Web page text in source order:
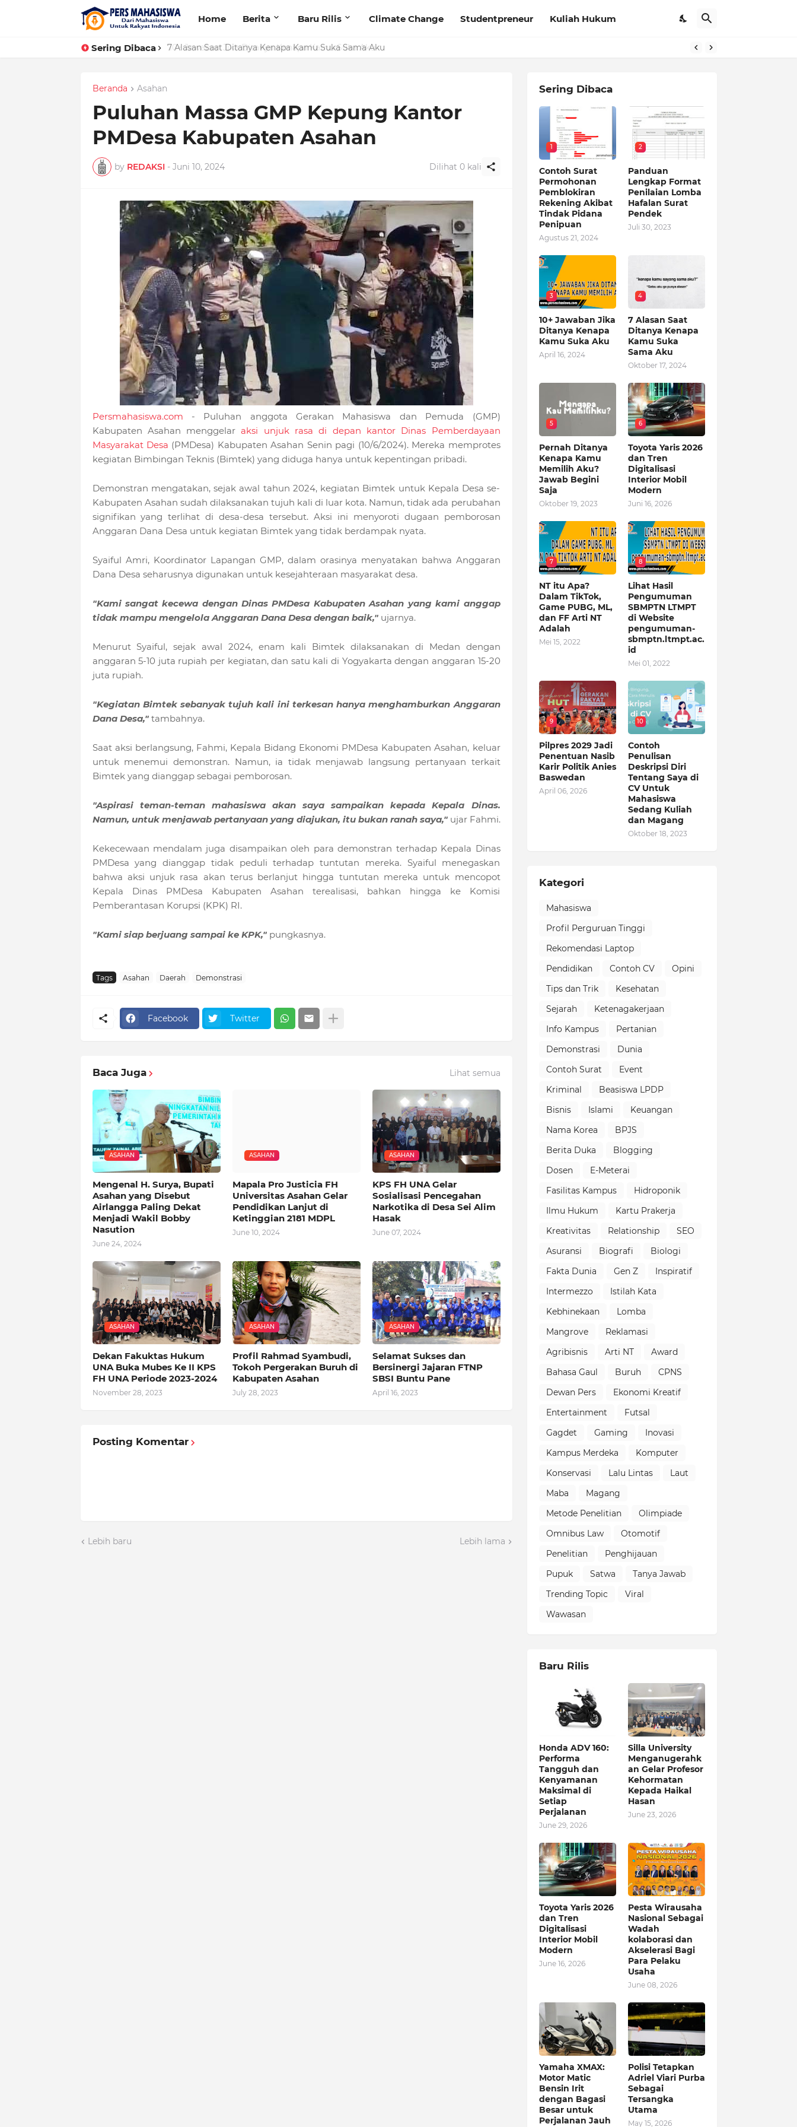
Home Berita Baru Rilis Climate Change Studentpreneur Kuliah Hukum
Sering Dibaca 7 Alasan Saat Ditanya Kenapa Kamu Suka Sama Aku
Beranda Asahan
Puluhan Massa GMP Kepung Kantor
PMDesa Kabupaten Asahan
by REDAKSI - Juni 10, 2024 Dilihat 0kali
Persmahasiswa.com - Puluhan anggota Gerakan Mahasiswa dan Pemuda (GMP)
Kabupaten Asahan menggelaraksi unjuk rasa di depan kantor Dinas Pemberdayaan
Masyarakat Desa (PMDesa) Kabupaten Asahan Senin pagi (10/6/2024). Mereka memprotes
kegiatan Bimbingan Teknis (Bimtek) yang diduga hanya untuk kepentingan pribadi.
Demonstran mengatakan, sejak awal tahun 2024, kegiatan Bimtek untuk Kepala Desa se-
Kabupaten Asahan sudah dilaksanakan tujuh kali di luar kota. Namun, tidak ada perubahan
signifikan yang terlihat di desa-desa tersebut. Aksi ini menyoroti dugaan pemborosan
Anggaran Dana Desa untuk kegiatan Bimtek yang tidak berdampak nyata.
Syaiful Amri, Koordinator Lapangan GMP, dalam orasinya menyatakan bahwa Anggaran
Dana Desa seharusnya digunakan untuk kesejahteraan masyarakat desa.
"Kami sangat kecewa dengan Dinas PMDesa Kabupaten Asahan yang kami anggap
tidak mampu mengelola Anggaran Dana Desa dengan baik,"ujarnya.
Menurut Syaiful, sejak awal 2024, enam kali Bimtek dilaksanakan di Medan dengan
anggaran 5-10 juta rupiah per kegiatan, dan satu kali di Yogyakarta dengan anggaran 15-20
juta rupiah.
"Kegiatan Bimtek sebanyak tujuh kali ini terkesan hanya menghamburkan Anggaran
Dana Desa,"tambahnya.
Saat aksi berlangsung, Fahmi, Kepala Bidang Ekonomi PMDesa Kabupaten Asahan, keluar
untuk menemui demonstran. Namun, ia tidak menjawab langsung pertanyaan terkait
Bimtek yang dianggap sebagai pemborosan.
"Aspirasi teman-teman mahasiswa akan saya sampaikan kepada Kepala Dinas.
Namun, untuk menjawab pertanyaan yang diajukan, itu bukan ranah saya,"ujar Fahmi.
Kekecewaan mendalam juga disampaikan oleh para demonstran terhadap Kepala Dinas
PMDesa yang dianggap tidak peduli terhadap tuntutan mereka. Syaiful menegaskan
bahwa aksi unjuk rasa akan terus berlanjut hingga tuntutan mereka untuk mencopot
Kepala Dinas PMDesa Kabupaten Asahan terealisasi, bahkan hingga ke Komisi
Pemberantasan Korupsi (KPK) RI.
"Kami siap berjuang sampai ke KPK,"pungkasnya.
Tags Asahan Daerah Demonstrasi
Facebook Twitter
Baca Juga Lihat semua
ASAHAN
Mengenal H. Surya, Bupati
Asahan yang Disebut
Airlangga Paling Dekat
Menjadi Wakil Bobby
Nasution
June 24, 2024
ASAHAN
Mapala Pro Justicia FH
Universitas Asahan Gelar
Pendidikan Lanjut di
Ketinggian 2181 MDPL
June 10, 2024
ASAHAN
KPS FH UNA Gelar
Sosialisasi Pencegahan
Narkotika di Desa Sei Alim
Hasak
June 07, 2024
ASAHAN
Dekan Fakuktas Hukum
UNA Buka Mubes Ke II KPS
FH UNA Periode 2023-2024
November 28, 2023
ASAHAN
Profil Rahmad Syambudi,
Tokoh Pergerakan Buruh di
Kabupaten Asahan
July 28, 2023
ASAHAN
Selamat Sukses dan
Bersinergi Jajaran FTNP
SBSI Buntu Pane
April 16, 2023
Posting Komentar
Lebih baru Lebih lama
Sering Dibaca
1
Contoh Surat
Permohonan
Pemblokiran
Rekening Akibat
Tindak Pidana
Penipuan
Agustus 21, 2024
2
Panduan
Lengkap Format
Penilaian Lomba
Hafalan Surat
Pendek
Juli 30, 2023
3
10+ Jawaban Jika
Ditanya Kenapa
Kamu Suka Aku
April 16, 2024
4
7 Alasan Saat
Ditanya Kenapa
Kamu Suka
Sama Aku
Oktober 17, 2024
5
Pernah Ditanya
Kenapa Kamu
Memilih Aku?
Jawab Begini
Saja
Oktober 19, 2023
6
Toyota Yaris 2026
dan Tren
Digitalisasi
Interior Mobil
Modern
Juni 16, 2026
7
NT itu Apa?
Dalam TikTok,
Game PUBG, ML,
dan FF Arti NT
Adalah
Mei 15, 2022
8
Lihat Hasil
Pengumuman
SBMPTN LTMPT
di Website
pengumuman-
sbmptn.ltmpt.ac.
id
Mei 01, 2022
9
Pilpres 2029 Jadi
Penentuan Nasib
Karir Politik Anies
Baswedan
April 06, 2026
10
Contoh
Penulisan
Deskripsi Diri
Tentang Saya di
CV Untuk
Mahasiswa
Sedang Kuliah
dan Magang
Oktober 18, 2023
Kategori
Mahasiswa
Profil Perguruan Tinggi
Rekomendasi Laptop
Pendidikan
Contoh CV
Opini
Tips dan Trik
Kesehatan
Sejarah
Ketenagakerjaan
Info Kampus
Pertanian
Demonstrasi
Dunia
Contoh Surat
Event
Kriminal
Beasiswa LPDP
Bisnis
Islami
Keuangan
Nama Korea
BPJS
Berita Duka
Blogging
Dosen
E-Meterai
Fasilitas Kampus
Hidroponik
Ilmu Hukum
Kartu Prakerja
Kreativitas
Relationship
SEO
Asuransi
Biografi
Biologi
Fakta Dunia
Gen Z
Inspiratif
Intermezzo
Istilah Kata
Kebhinekaan
Lomba
Mangrove
Reklamasi
Agribisnis
Arti NT
Award
Bahasa Gaul
Buruh
CPNS
Dewan Pers
Ekonomi Kreatif
Entertainment
Futsal
Gagdet
Gaming
Inovasi
Kampus Merdeka
Komputer
Konservasi
Lalu Lintas
Laut
Maba
Magang
Metode Penelitian
Olimpiade
Omnibus Law
Otomotif
Penelitian
Penghijauan
Pupuk
Satwa
Tanya Jawab
Trending Topic
Viral
Wawasan
Baru Rilis
Honda ADV 160:
Performa
Tangguh dan
Kenyamanan
Maksimal di
Setiap
Perjalanan
June 29, 2026
Silla University
Menganugerahk
an Gelar Profesor
Kehormatan
Kepada Haikal
Hasan
June 23, 2026
Toyota Yaris 2026
dan Tren
Digitalisasi
Interior Mobil
Modern
June 16, 2026
Pesta Wirausaha
Nasional Sebagai
Wadah
kolaborasi dan
Akselerasi Bagi
Para Pelaku
Usaha
June 08, 2026
Yamaha XMAX:
Motor Matic
Bensin Irit
dengan Bagasi
Besar untuk
Perjalanan Jauh
Polisi Tetapkan
Adriel Viari Purba
Sebagai
Tersangka
Utama
May 15, 2026